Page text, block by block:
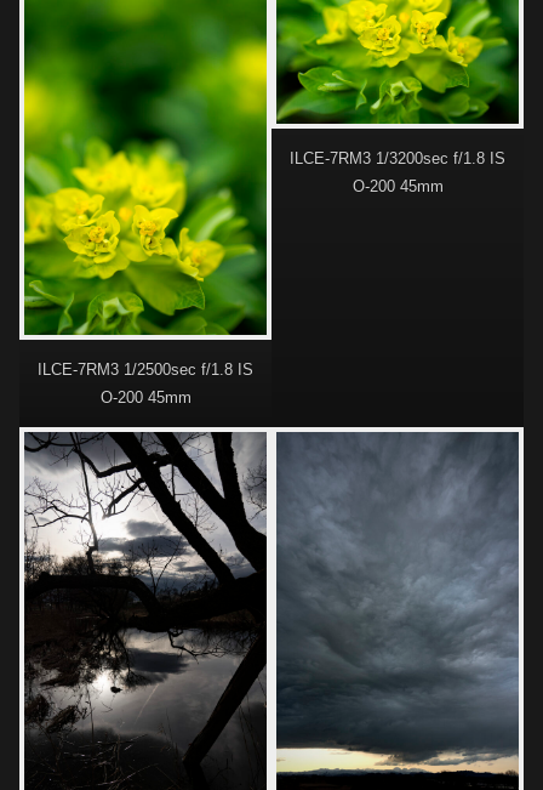
ILCE-7RM3 1/2500sec f/1.8 IS
O-200 45mm
ILCE-7RM3 1/3200sec f/1.8 IS
O-200 45mm